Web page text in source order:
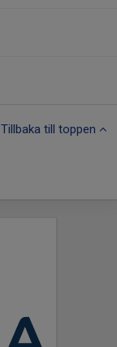
Tillbaka till toppen